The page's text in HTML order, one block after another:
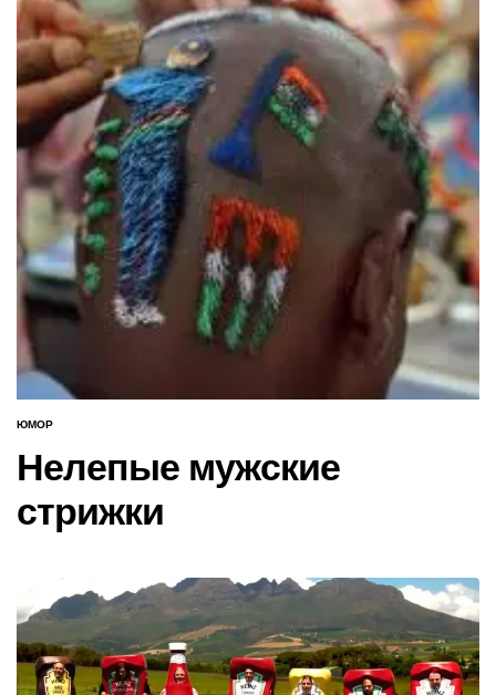
ОПУБЛИКОВАНО
ЮМОР
Нелепые мужские
стрижки